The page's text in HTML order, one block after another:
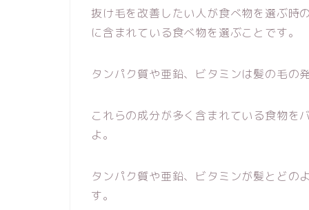
抜け毛を改善したい人が食べ物を選ぶ時
に含まれている食べ物を選ぶことです。
タンパク質や亜鉛、ビタミンは髪の毛の
これらの成分が多く含まれている食物を
よ。
タンパク質や亜鉛、ビタミンが髪とどの
す。